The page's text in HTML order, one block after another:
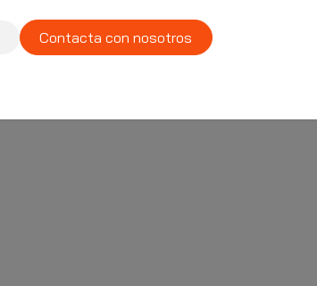
Contacta con nosotros